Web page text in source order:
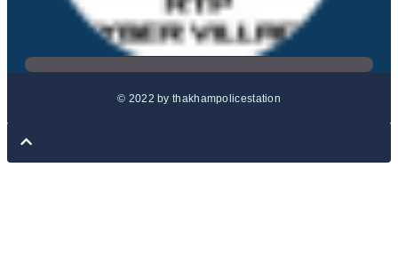
© 2022 by thakhampolicestation